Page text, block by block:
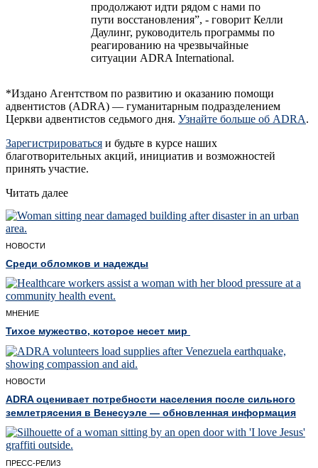
продолжают идти рядом с нами по
пути восстановления”, - говорит Келли
Даулинг, руководитель программы по
реагированию на чрезвычайные
ситуации ADRA International.
*Издано Агентством по развитию и оказанию помощи
адвентистов (ADRA) — гуманитарным подразделением
Церкви адвентистов седьмого дня. Узнайте больше об ADRA.
Зарегистрироваться и будьте в курсе наших
благотворительных акций, инициатив и возможностей
принять участие.
Читать далее
НОВОСТИ
Среди обломков и надежды
МНЕНИЕ
Тихое мужество, которое несет мир
НОВОСТИ
ADRA оценивает потребности населения после сильного
землетрясения в Венесуэле — обновленная информация
ПРЕСС-РЕЛИЗ